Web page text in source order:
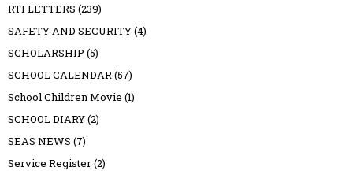
RTI LETTERS (239)
SAFETY AND SECURITY(4)
SCHOLARSHIP (5)
SCHOOL CALENDAR(57)
School Children Movie (1)
SCHOOL DIARY(2)
SEAS NEWS (7)
Service Register(2)